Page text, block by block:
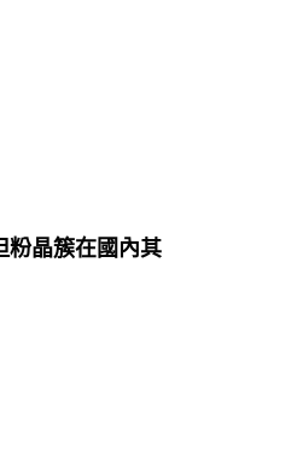
粉晶簇在國內其